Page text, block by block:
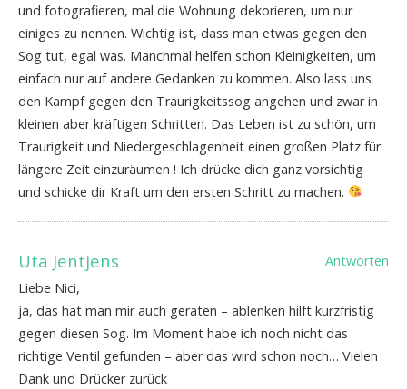
und fotografieren, mal die Wohnung dekorieren, um nur
einiges zu nennen. Wichtig ist, dass man etwas gegen den
Sog tut, egal was. Manchmal helfen schon Kleinigkeiten, um
einfach nur auf andere Gedanken zu kommen. Also lass uns
den Kampf gegen den Traurigkeitssog angehen und zwar in
kleinen aber kräftigen Schritten. Das Leben ist zu schön, um
Traurigkeit und Niedergeschlagenheit einen großen Platz für
längere Zeit einzuräumen ! Ich drücke dich ganz vorsichtig
und schicke dir Kraft um den ersten Schritt zu machen.
Uta Jentjens
Antworten
Liebe Nici,
ja, das hat man mir auch geraten – ablenken hilft kurzfristig
gegen diesen Sog. Im Moment habe ich noch nicht das
richtige Ventil gefunden – aber das wird schon noch… Vielen
Dank und Drücker zurück